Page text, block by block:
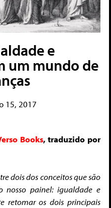
e
um mundo de
15, 2017
Books, traduzido por
dois dos conceitos que são
nosso painel: igualdade e
retomar os dois principais